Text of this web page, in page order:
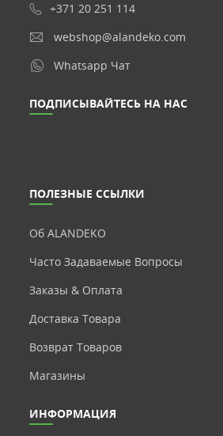
+371 20 251 114
webshop@alandeko.com
Whatsapp Чат
ПОЛЕЗНЫЕ ССЫЛКИ
Об ALANDEKO
Часто Задаваемые Вопросы
Заказы & Оплата
Доставка Товара
Возврат Товаров
Магазины
ПОДПИСЫВАЙТЕСЬ НА НАС
ИНФОРМАЦИЯ